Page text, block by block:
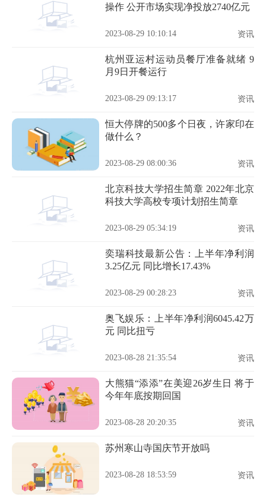
操作 公开市场实现净投放2740亿元
2023-08-29 10:10:14 资讯
杭州亚运村运动员餐厅准备就绪 9
月9日开餐运行
2023-08-29 09:13:17 资讯
恒大停牌的500多个日夜，许家印在
做什么？
2023-08-29 08:00:36 资讯
北京科技大学招生简章 2022年北京
科技大学高校专项计划招生简章
2023-08-29 05:34:19 资讯
奕瑞科技最新公告：上半年净利润
3.25亿元 同比增长17.43%
2023-08-29 00:28:23 资讯
奥飞娱乐：上半年净利润6045.42万
元 同比扭亏
2023-08-28 21:35:54 资讯
大熊猫“添添”在美迎26岁生日 将于
今年年底按期回国
2023-08-28 20:20:35 资讯
苏州寒山寺国庆节开放吗
2023-08-28 18:53:59 资讯